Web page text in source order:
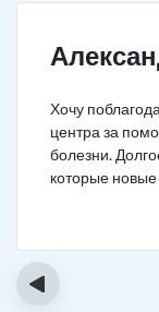
Хочу
центра за
болезни.
которые
куда деться
сможет мне
На
‹